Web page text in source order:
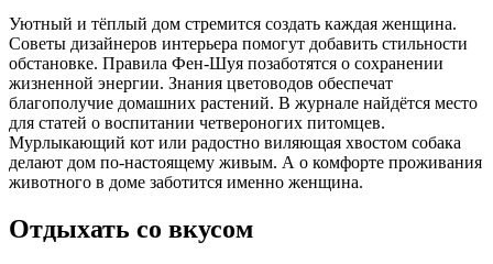
Уютный и тёплый дом стремится создать каждая женщина.
Советы дизайнеров интерьера помогут добавить стильности
обстановке. Правила Фен-Шуя позаботятся о сохранении
жизненной энергии. Знания цветоводов обеспечат
благополучие домашних растений. В журнале найдётся место
для статей о воспитании четвероногих питомцев.
Мурлыкающий кот или радостно виляющая хвостом собака
делают дом по-настоящему живым. А о комфорте проживания
животного в доме заботится именно женщина.
Отдыхать со вкусом